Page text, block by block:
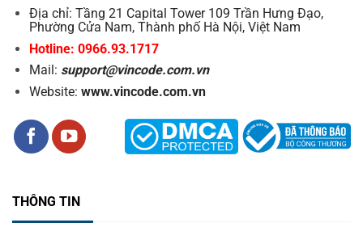
Địa chỉ: Tầng 21 Capital Tower 109 Trần Hưng Đạo,
Phường Cửa Nam, Thành phố Hà Nội, Việt Nam
Hotline: 0966.93.1717
Mail: support@vincode.com.vn
Website: www.vincode.com.vn
THÔNG TIN